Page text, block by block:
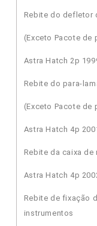
Rebite do defletor
(Exceto Pacote de
Astra Hatch 2p
Rebite do para-
(Exceto Pacote de
Astra Hatch 4p
Rebite da caixa de
Astra Hatch 4p
Rebite de fixação
instrumentos